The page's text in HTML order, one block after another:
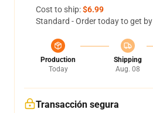
Cost to ship:$6.99
Standard - Order today to get by
Production
Today
Shipping
Aug. 08
Transacción segura